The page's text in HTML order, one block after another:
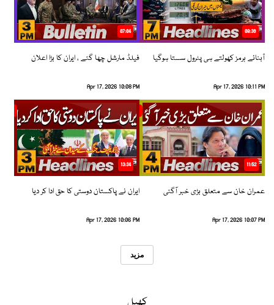
08:36
آبنائے ہرمز کھولتے ہی پٹرول سستا ہوگیا
Apr 17, 2026 10:11 PM
07:04
فیلڈ مارشل چھا گئے ، ایران کا بڑا اعلان
Apr 17, 2026 10:08 PM
11:52
عمران خان سے متعلق بڑی خبر آگئی
Apr 17, 2026 10:07 PM
13:34
ایران نے پاکستان دوستی کا حق ادا کر دیا
Apr 17, 2026 10:06 PM
مزید